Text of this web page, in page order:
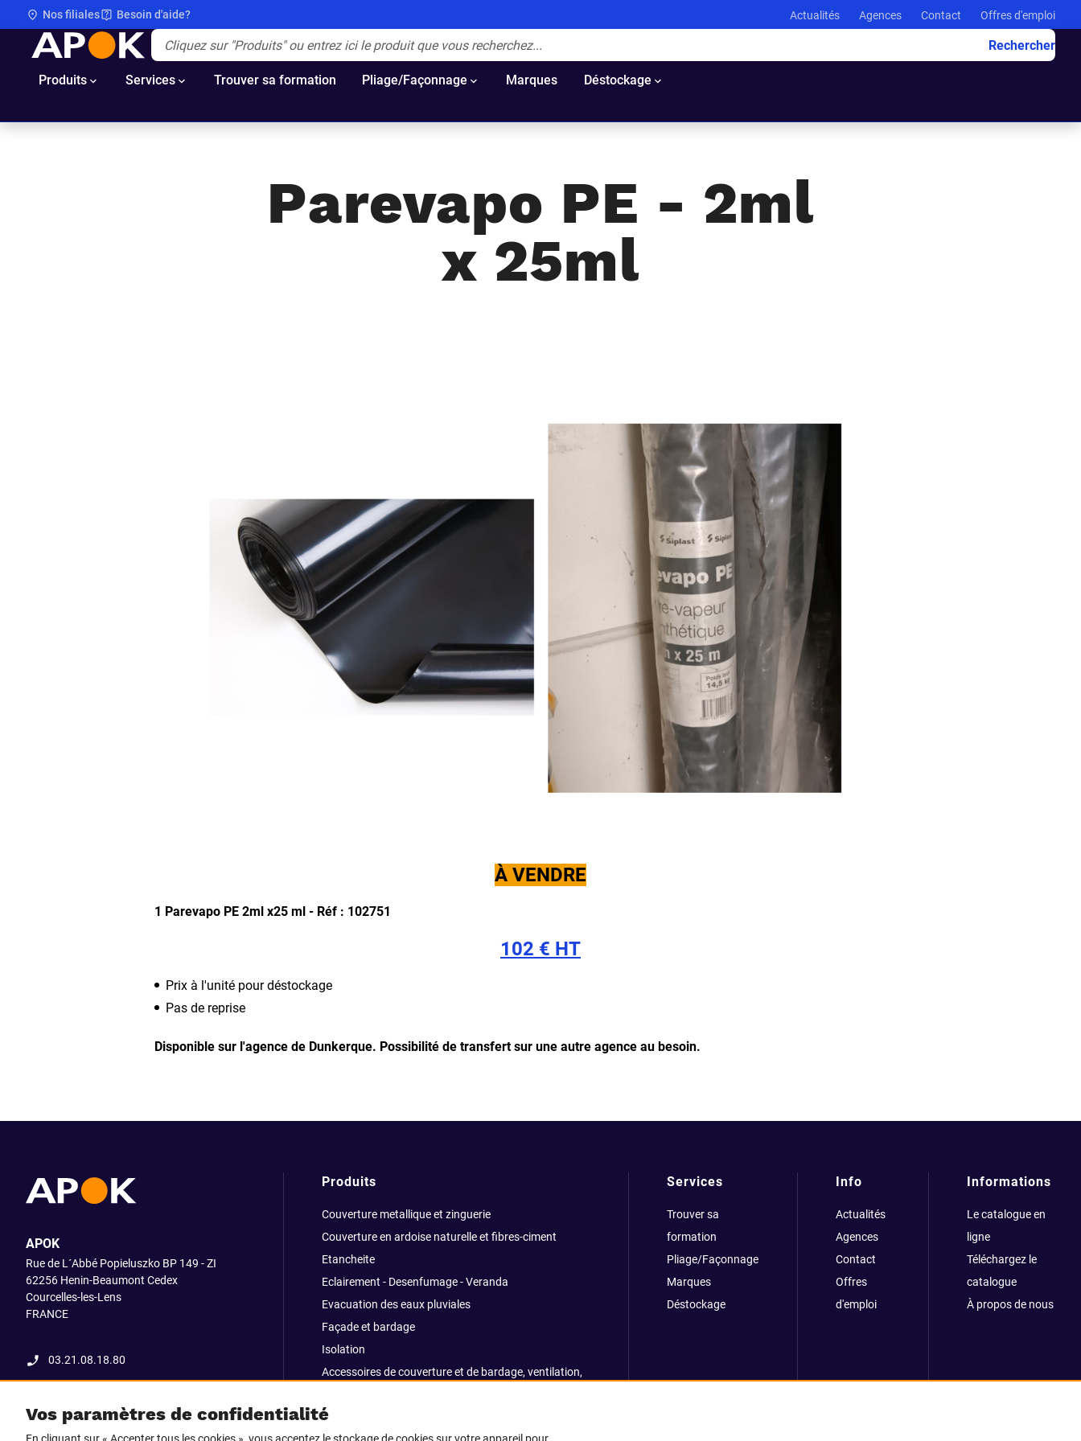
Nos filiales Besoin d'aide? Actualités Agences Contact Offres d'emploi
APOK Rechercher
Produits Services Trouver sa formation Pliage/Façonnage Marques Déstockage
Parevapo PE - 2ml
x 25ml
À VENDRE
1 Parevapo PE 2ml x25 ml - Réf : 102751
102 € HT
Prix à l'unité pour déstockage
Pas de reprise
Disponible sur l'agence de Dunkerque. Possibilité de transfert sur une autre agence au besoin.
Vos paramètres de confidentialité
APOK
Rue de L´Abbé Popieluszko BP 149 - ZI
62256 Henin-Beaumont Cedex
Courcelles-les-Lens
FRANCE
03.21.08.18.80
Produits
Couverture metallique et zinguerie
Couverture en ardoise naturelle et fibres-ciment
Etancheite
Eclairement - Desenfumage - Veranda
Evacuation des eaux pluviales
Façade et bardage
Isolation
Accessoires de couverture et de bardage, ventilation,
Outillage et sécurité
Services
Trouver sa
formation
Pliage/Façonnage
Marques
Déstockage
Info
Actualités
Agences
Contact
Offres
d'emploi
Informations
Le catalogue en
ligne
Téléchargez le
catalogue
À propos de nous